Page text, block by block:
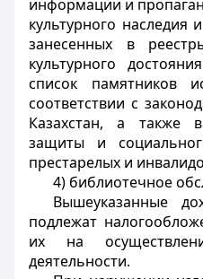
информации и
культурного наследия
занесенных в
культурного
список памятников
соответствии с
Казахстан, а также
защиты и
престарелых и
4) библиотечное
Вышеуказанные
подлежат
их на
деятельности.